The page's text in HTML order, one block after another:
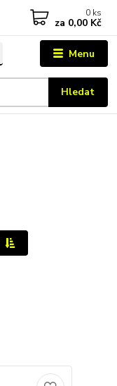
Menu
Hledat
0 ks
za 0,00 Kč